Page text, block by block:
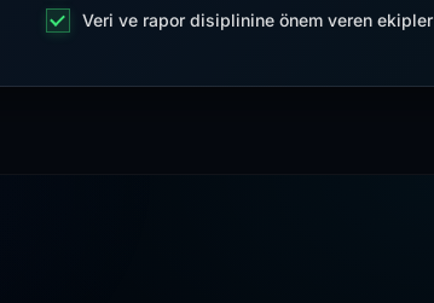
Veri ve rapor disiplinine önem veren ekipler